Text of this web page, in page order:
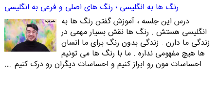
رنگ ها به انگلیسی ؛ رنگ های اصلی و فرعی به انگلیسی
درس این جلسه ، آموزش گفتن رنگ ها به
انگلیسی هستش . رنگ ها نقش بسیار مهمی در
زندگی ما دارن . زندگی بدون رنگ برای ما انسان
ها هیچ مفهومی نداره . ما با رنگ ها می تونیم
احساسات مون رو ابراز کنیم و احساسات دیگران رو درک کنیم .…